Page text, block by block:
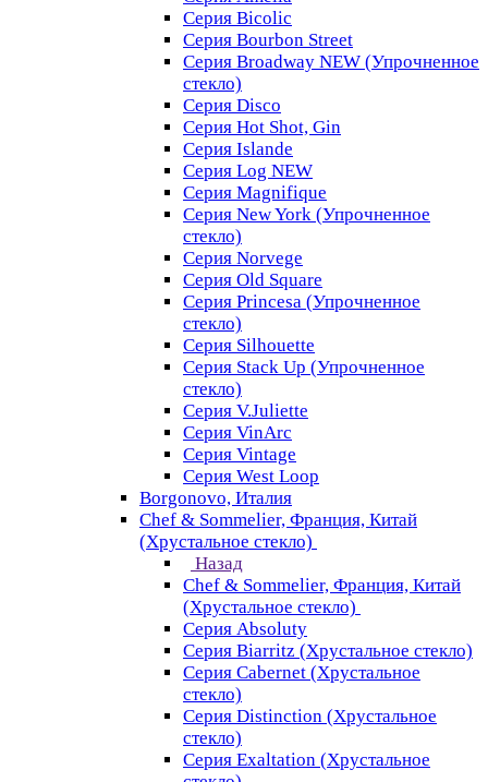
Серия Bicolic
Серия Bourbon Street
Серия Broadway NEW (Упрочненное
стекло)
Серия Disco
Серия Hot Shot, Gin
Серия Islande
Серия Log NEW
Серия Magnifique
Серия New York (Упрочненное
стекло)
Серия Norvege
Серия Old Square
Серия Princesa (Упрочненное
стекло)
Серия Silhouette
Серия Stack Up (Упрочненное
стекло)
Серия V.Juliette
Серия VinArc
Серия Vintage
Серия West Loop
Borgonovo, Италия
Chef & Sommelier, Франция, Китай
(Хрустальное стекло)
Назад
Chef & Sommelier, Франция, Китай
(Хрустальное стекло)
Серия Absoluty
Серия Biarritz (Хрустальное стекло)
Серия Cabernet (Хрустальное
стекло)
Серия Distinction (Хрустальное
стекло)
Серия Exaltation (Хрустальное